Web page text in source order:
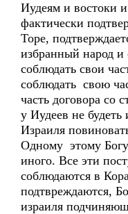
Иудеям и востоки
фактически
Торе,
избранный народ и
соблюдать свои
соблюдать свою
часть договора со
у Иудеев не будеть
Израиля
Одному этому
иного. Все эти
соблюдаются в
подтвреждаются,
израиля